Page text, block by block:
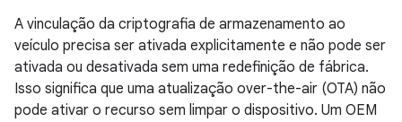
A vinculação da criptografia de armazenamento ao
veículo precisa ser ativada explicitamente e não pode ser
ativada ou desativada sem uma redefinição de fábrica.
Isso significa que uma atualização over-the-air (OTA) não
pode ativar o recurso sem limpar o dispositivo. Um OEM